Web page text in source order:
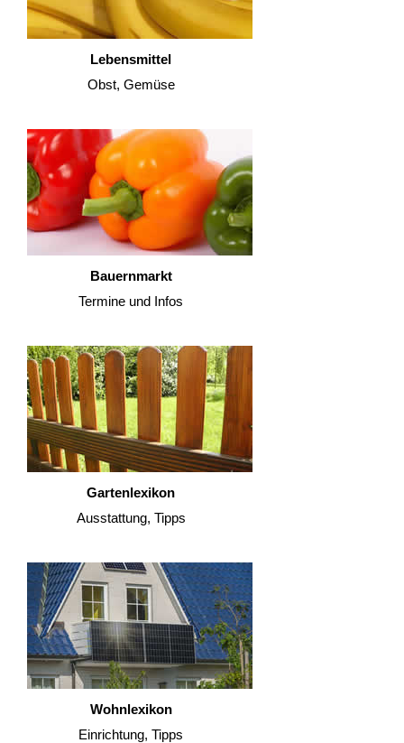
Lebensmittel
Obst, Gemüse
Bauernmarkt
Termine und Infos
Gartenlexikon
Ausstattung, Tipps
Wohnlexikon
Einrichtung, Tipps